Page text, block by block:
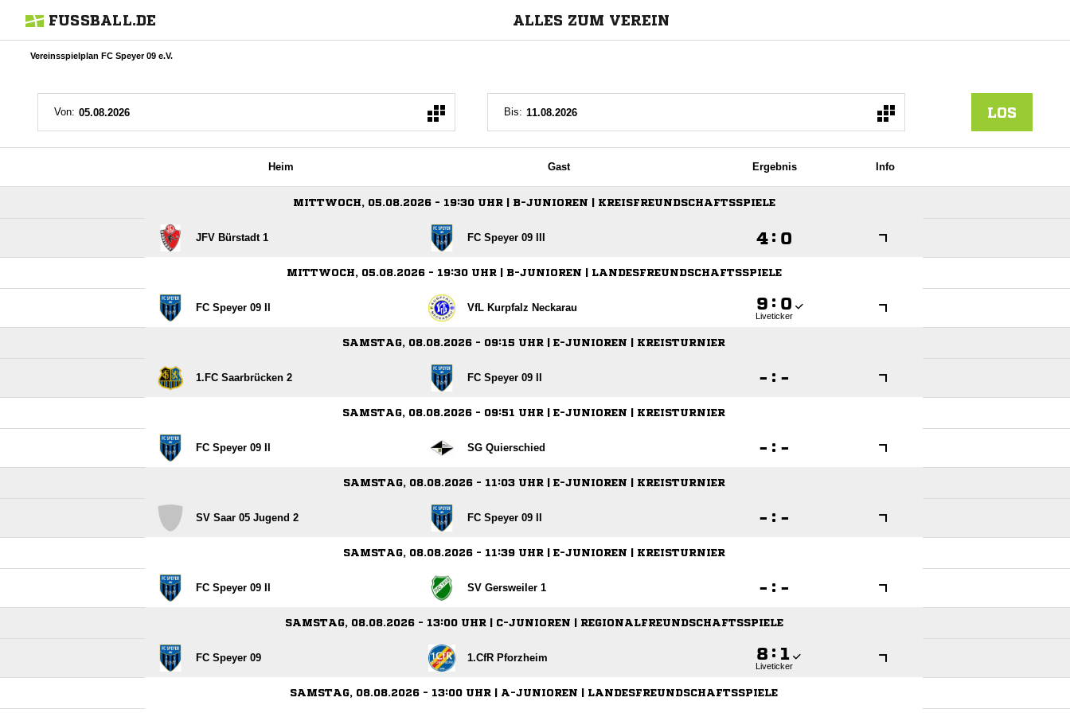
FUSSBALL.DE ALLES ZUM VEREIN
Vereinsspielplan FC Speyer 09 e.V.
Von: Bis: LOS
Heim Gast Ergebnis Info
MITTWOCH, 05.08.2026 - 19:30 UHR | B-JUNIOREN | KREISFREUNDSCHAFTSSPIELE
JFV Bürstadt 1 FC Speyer 09 III  : 
MITTWOCH, 05.08.2026 - 19:30 UHR | B-JUNIOREN | LANDESFREUNDSCHAFTSSPIELE
FC Speyer 09 II VfL Kurpfalz Neckarau  : 
Liveticker
SAMSTAG, 08.08.2026 - 09:15 UHR | E-JUNIOREN | KREISTURNIER
1.FC Saarbrücken 2 FC Speyer 09 II  : 
SAMSTAG, 08.08.2026 - 09:51 UHR | E-JUNIOREN | KREISTURNIER
FC Speyer 09 II SG Quierschied  : 
SAMSTAG, 08.08.2026 - 11:03 UHR | E-JUNIOREN | KREISTURNIER
SV Saar 05 Jugend 2 FC Speyer 09 II  : 
SAMSTAG, 08.08.2026 - 11:39 UHR | E-JUNIOREN | KREISTURNIER
FC Speyer 09 II SV Gersweiler 1  : 
SAMSTAG, 08.08.2026 - 13:00 UHR | C-JUNIOREN | REGIONALFREUNDSCHAFTSSPIELE
FC Speyer 09 1.CfR Pforzheim  : 
Liveticker
SAMSTAG, 08.08.2026 - 13:00 UHR | A-JUNIOREN | LANDESFREUNDSCHAFTSSPIELE